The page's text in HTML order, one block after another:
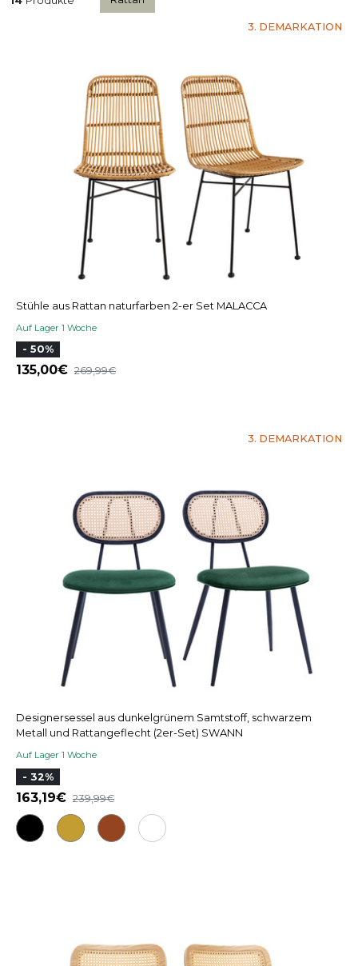
3. DEMARKATION
Stühle aus Rattan naturfarben 2-er Set MALACCA
Auf Lager 1 Woche
- 50%
135,00 269,99
3. DEMARKATION
Designersessel aus dunkelgrünem Samtstoff, schwarzem
Metall und Rattangeflecht (2er-Set) SWANN
Auf Lager 1 Woche
- 32%
163,19 239,99